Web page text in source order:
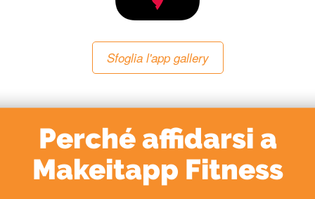
Sfoglia l'app gallery
Perché affidarsi a
Makeitapp Fitness